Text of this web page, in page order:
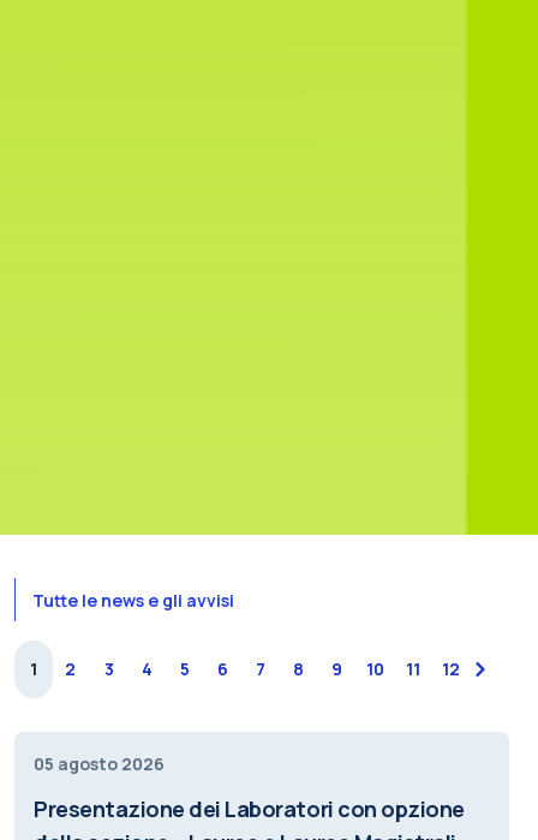
Tutte le news e gli avvisi
1 2 3 4 5 6 7 8 9 10 11 12 next
05 agosto 2026
Presentazione dei Laboratori con opzione